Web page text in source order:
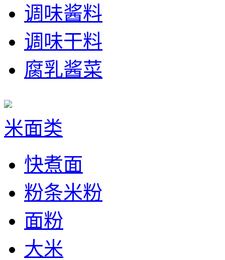
调味酱料
调味干料
腐乳酱菜
米面类
快煮面
粉条米粉
面粉
大米